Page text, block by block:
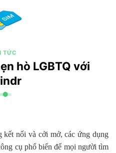
TỨC
hò LGBTQ với
nối và cởi mở, các ứng dụng
cụ phổ biến để mọi người tìm